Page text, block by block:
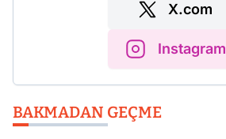
X.com
Instagram
BAKMADAN GEÇME